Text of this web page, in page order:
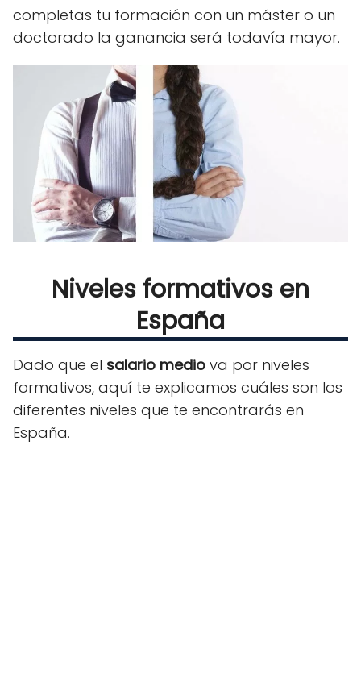
completas tu formación con un máster o un
doctorado la ganancia será todavía mayor.
Niveles formativos en
España
Dado que el salario medio va por niveles
formativos, aquí te explicamos cuáles son los
diferentes niveles que te encontrarás en
España.